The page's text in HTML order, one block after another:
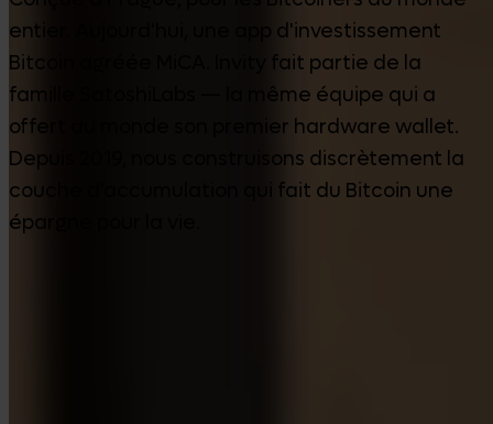
entier. Aujourd'hui, une app d'investissement
Bitcoin agréée MiCA. Invity fait partie de la
famille SatoshiLabs — la même équipe qui a
offert au monde son premier hardware wallet.
Depuis 2019, nous construisons discrètement la
couche d'accumulation qui fait du Bitcoin une
épargne pour la vie.